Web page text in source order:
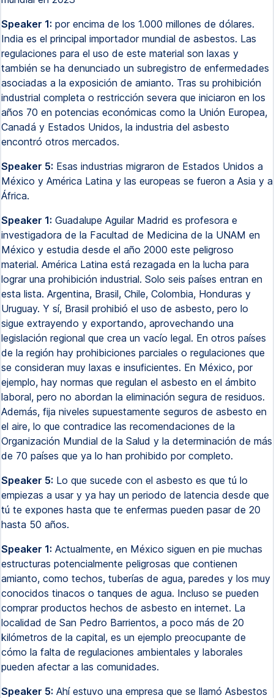
Speaker 1: por encima de los 1.000 millones de dólares.
India es el principal importador mundial de asbestos. Las
regulaciones para el uso de este material son laxas y
también se ha denunciado un subregistro de enfermedades
asociadas a la exposición de amianto. Tras su prohibición
industrial completa o restricción severa que iniciaron en los
años 70 en potencias económicas como la Unión Europea,
Canadá y Estados Unidos, la industria del asbesto
encontró otros mercados.
Speaker 5: Esas industrias migraron de Estados Unidos a
México y América Latina y las europeas se fueron a Asia y a
África.
Speaker 1: Guadalupe Aguilar Madrid es profesora e
investigadora de la Facultad de Medicina de la UNAM en
México y estudia desde el año 2000 este peligroso
material. América Latina está rezagada en la lucha para
lograr una prohibición industrial. Solo seis países entran en
esta lista. Argentina, Brasil, Chile, Colombia, Honduras y
Uruguay. Y sí, Brasil prohibió el uso de asbesto, pero lo
sigue extrayendo y exportando, aprovechando una
legislación regional que crea un vacío legal. En otros países
de la región hay prohibiciones parciales o regulaciones que
se consideran muy laxas e insuficientes. En México, por
ejemplo, hay normas que regulan el asbesto en el ámbito
laboral, pero no abordan la eliminación segura de residuos.
Además, fija niveles supuestamente seguros de asbesto en
el aire, lo que contradice las recomendaciones de la
Organización Mundial de la Salud y la determinación de más
de 70 países que ya lo han prohibido por completo.
Speaker 5: Lo que sucede con el asbesto es que tú lo
empiezas a usar y ya hay un periodo de latencia desde que
tú te expones hasta que te enfermas pueden pasar de 20
hasta 50 años.
Speaker 1: Actualmente, en México siguen en pie muchas
estructuras potencialmente peligrosas que contienen
amianto, como techos, tuberías de agua, paredes y los muy
conocidos tinacos o tanques de agua. Incluso se pueden
comprar productos hechos de asbesto en internet. La
localidad de San Pedro Barrientos, a poco más de 20
kilómetros de la capital, es un ejemplo preocupante de
cómo la falta de regulaciones ambientales y laborales
pueden afectar a las comunidades.
Speaker 5: Ahí estuvo una empresa que se llamó Asbestos